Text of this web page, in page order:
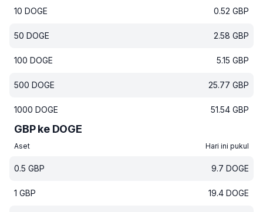
10 DOGE 0.52 GBP
50 DOGE 2.58 GBP
100 DOGE 5.15 GBP
500 DOGE 25.77 GBP
1000 DOGE 51.54 GBP
GBP ke DOGE
Aset Hari ini pukul
0.5 GBP 9.7 DOGE
1 GBP 19.4 DOGE